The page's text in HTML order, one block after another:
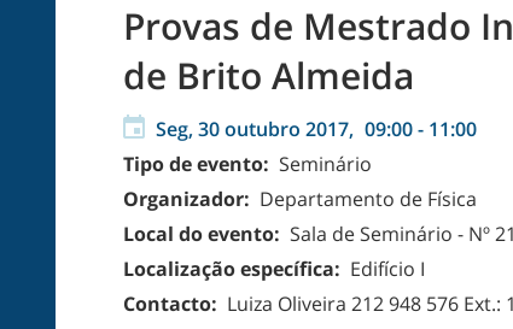
Provas de Mestrado
de Brito Almeida
Seg, 30 outubro 2017, 09:00- 11:00
Tipo de evento: Seminário
Organizador: Departamento de Física
Local do evento: Sala de Seminário - Nº
Localização específica: Edifício I
Contacto: Luiza Oliveira 212 948 576 Ext.: